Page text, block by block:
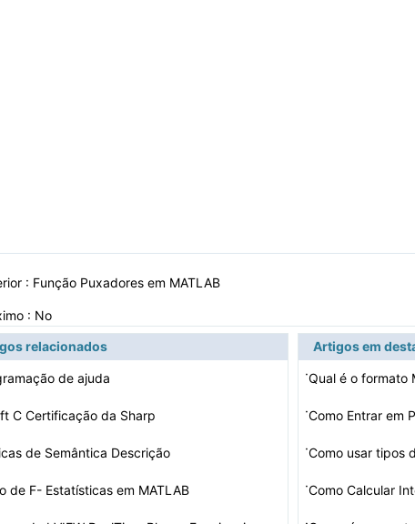
: Função Puxadores em MATLAB
: No
relacionados
de ajuda
C Certificação da Sharp
de Semântica Descrição
de F- Estatísticas em MATLAB
Artigos em
·Qual é o formato
·Como Entrar em
·Como usar tipos
·Como Calcular